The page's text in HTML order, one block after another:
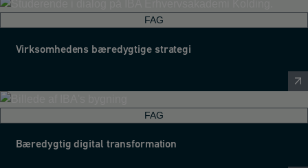
FAG
Virksomhedens bæredygtige strategi
FAG
Bæredygtig digital transformation